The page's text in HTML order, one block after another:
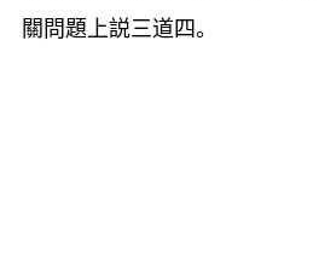
關問題上説三道四。